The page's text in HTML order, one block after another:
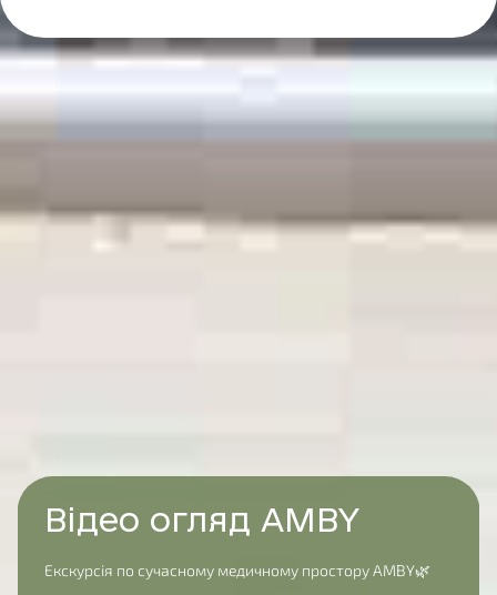
Гінекологія
Дерматовенерологія
Діагностика
Вакцинація
Виклик лікаря додому
Відео огляд AMBY
Екскурсія по сучасному медичному простору AMBY🌿